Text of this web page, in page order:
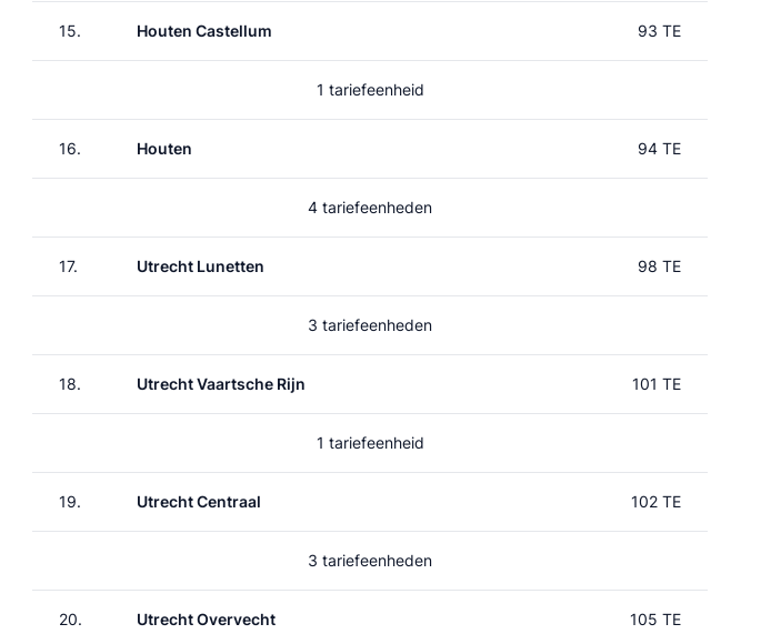
15. Houten Castellum 93 TE
1 tariefeenheid
16. Houten 94 TE
4 tariefeenheden
17. Utrecht Lunetten 98 TE
3 tariefeenheden
18. Utrecht Vaartsche Rijn 101 TE
1 tariefeenheid
19. Utrecht Centraal 102 TE
3 tariefeenheden
20. Utrecht Overvecht 105 TE